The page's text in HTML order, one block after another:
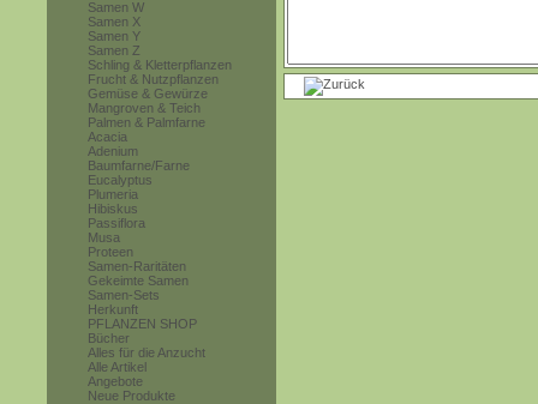
Samen W
Samen X
Samen Y
Samen Z
Schling & Kletterpflanzen
Frucht & Nutzpflanzen
Gemüse & Gewürze
Mangroven & Teich
Palmen & Palmfarne
Acacia
Adenium
Baumfarne/Farne
Eucalyptus
Plumeria
Hibiskus
Passiflora
Musa
Proteen
Samen-Raritäten
Gekeimte Samen
Samen-Sets
Herkunft
PFLANZEN SHOP
Bücher
Alles für die Anzucht
Alle Artikel
Angebote
Neue Produkte